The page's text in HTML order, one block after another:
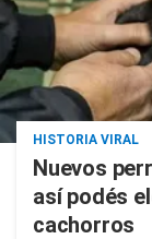
HISTORIA VIRAL
Nuevos
así podés
cachorros